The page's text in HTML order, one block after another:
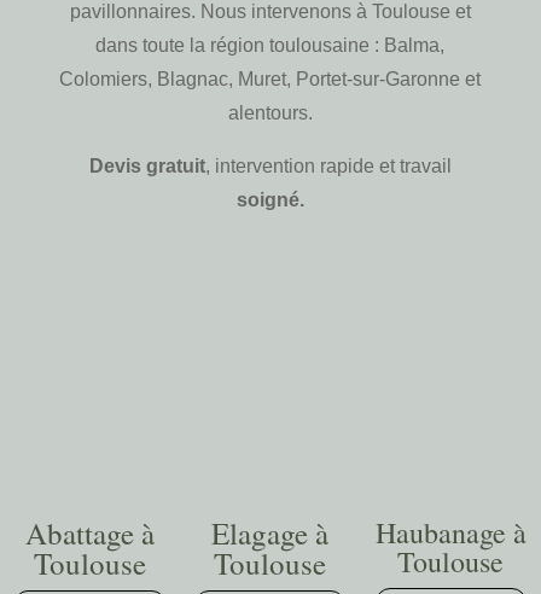
pavillonnaires. Nous intervenons à Toulouse et
dans toute la région toulousaine : Balma,
Colomiers, Blagnac, Muret, Portet-sur-Garonne et
alentours.
Devis gratuit, intervention rapide et travail
soigné.
Abattage à
Toulouse
Elagage à
Toulouse
Haubanage à
Toulouse